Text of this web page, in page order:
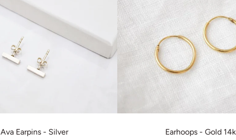
Ava Earpins - Silver Earhoops - Gold 14k